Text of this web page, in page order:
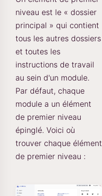
niveau est le « dossier
principal » qui contient
tous les autres dossiers
et toutes les
instructions de travail
au sein d'un module.
Par défaut, chaque
module a un élément
de premier niveau
épinglé. Voici où
trouver chaque élément
de premier niveau :